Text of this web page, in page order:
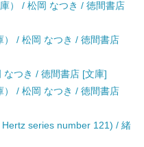
） / 松岡 なつき / 徳間書店
） / 松岡 なつき / 徳間書店
つき / 徳間書店 [文庫]
） / 松岡 なつき / 徳間書店
series number 121) / 緒